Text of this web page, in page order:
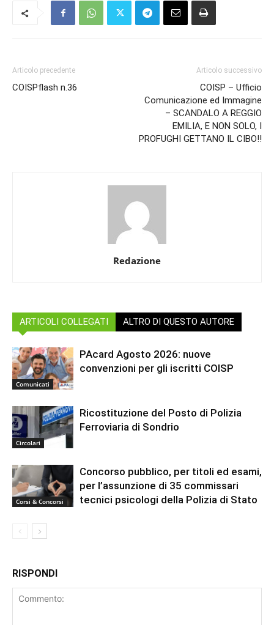
Articolo precedente
COISPflash n.36
Articolo successivo
COISP – Ufficio
Comunicazione ed Immagine
– SCANDALO A REGGIO
EMILIA, E NON SOLO, I
PROFUGHI GETTANO IL CIBO!!
Redazione
ARTICOLI COLLEGATI ALTRO DI QUESTO AUTORE
Comunicati
PAcard Agosto 2026: nuove
convenzioni per gli iscritti COISP
Circolari
Ricostituzione del Posto di Polizia
Ferroviaria di Sondrio
Corsi & Concorsi
Concorso pubblico, per titoli ed esami,
per l’assunzione di 35 commissari
tecnici psicologi della Polizia di Stato
RISPONDI